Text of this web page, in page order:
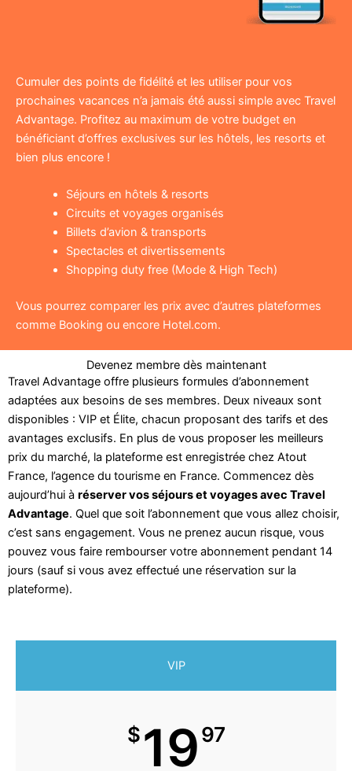
Cumuler des points de fidélité et les utiliser pour vos
prochaines vacances n’a jamais été aussi simple avec Travel
Advantage. Profitez au maximum de votre budget en
bénéficiant d’offres exclusives sur les hôtels, les resorts et
bien plus encore !
Séjours en hôtels & resorts
Circuits et voyages organisés
Billets d’avion & transports
Spectacles et divertissements
Shopping duty free (Mode & High Tech)
Vous pourrez comparer les prix avec d’autres plateformes
comme Booking ou encore Hotel.com.
Devenez membre dès maintenant
Travel Advantage offre plusieurs formules d’abonnement
adaptées aux besoins de ses membres. Deux niveaux sont
disponibles : VIP et Élite, chacun proposant des tarifs et des
avantages exclusifs. En plus de vous proposer les meilleurs
prix du marché, la plateforme est enregistrée chez Atout
France, l’agence du tourisme en France. Commencez dès
aujourd’hui à réserver vos séjours et voyages avec Travel
Advantage. Quel que soit l’abonnement que vous allez choisir,
c’est sans engagement. Vous ne prenez aucun risque, vous
pouvez vous faire rembourser votre abonnement pendant 14
jours (sauf si vous avez effectué une réservation sur la
plateforme).
VIP
$1997